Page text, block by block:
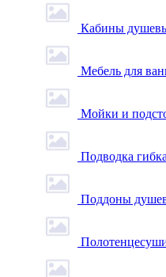
Кабины
Мебель для
Мойки и
Подводка
Поддоны